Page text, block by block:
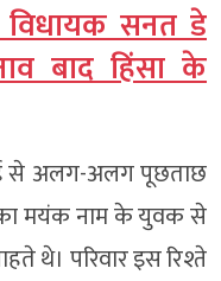
विधायक सनत डे
बाद हिंसा के
से अलग-अलग पूछताछ
मयंक नाम के युवक से
थे। परिवार इस रिश्ते